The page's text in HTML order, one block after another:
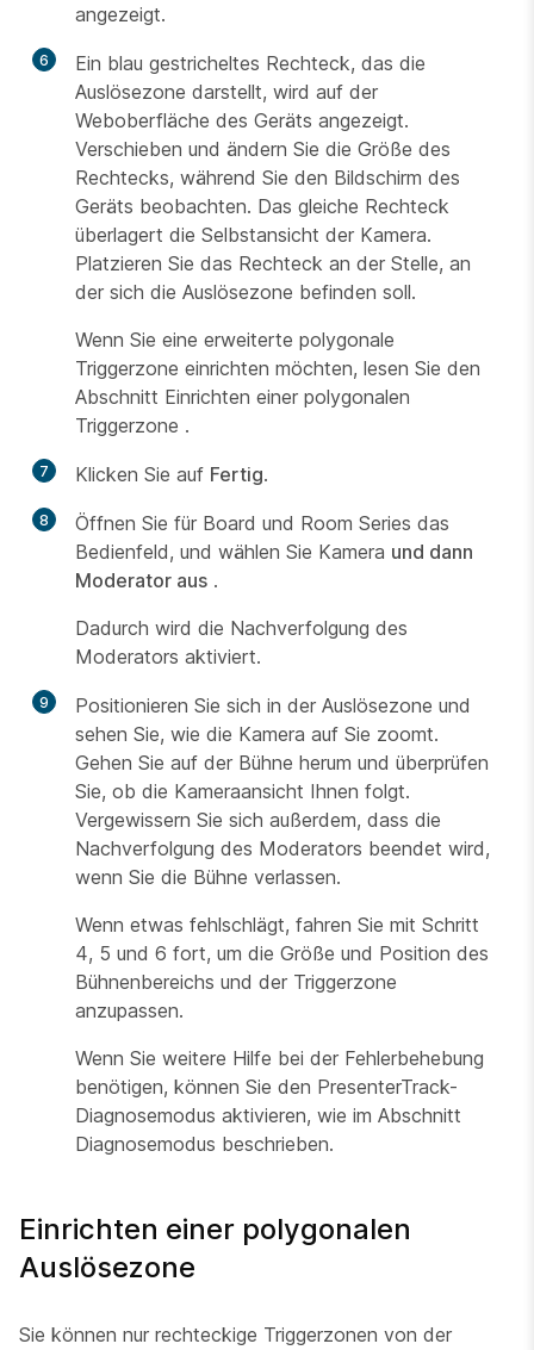
angezeigt.
6
Ein blau gestricheltes Rechteck, das die
Auslösezone darstellt, wird auf der
Weboberfläche des Geräts angezeigt.
Verschieben und ändern Sie die Größe des
Rechtecks, während Sie den Bildschirm des
Geräts beobachten. Das gleiche Rechteck
überlagert die Selbstansicht der Kamera.
Platzieren Sie das Rechteck an der Stelle, an
der sich die Auslösezone befinden soll.
Wenn Sie eine erweiterte polygonale
Triggerzone einrichten möchten, lesen Sie den
Abschnitt Einrichten einer polygonalen
Triggerzone .
7 Klicken Sie auf Fertig.
8
Öffnen Sie für Board und Room Series das
Bedienfeld, und wählen Sie Kamera und dann
Moderator aus .
Dadurch wird die Nachverfolgung des
Moderators aktiviert.
9
Positionieren Sie sich in der Auslösezone und
sehen Sie, wie die Kamera auf Sie zoomt.
Gehen Sie auf der Bühne herum und überprüfen
Sie, ob die Kameraansicht Ihnen folgt.
Vergewissern Sie sich außerdem, dass die
Nachverfolgung des Moderators beendet wird,
wenn Sie die Bühne verlassen.
Wenn etwas fehlschlägt, fahren Sie mit Schritt
4, 5 und 6 fort, um die Größe und Position des
Bühnenbereichs und der Triggerzone
anzupassen.
Wenn Sie weitere Hilfe bei der Fehlerbehebung
benötigen, können Sie den PresenterTrack-
Diagnosemodus aktivieren, wie im Abschnitt
Diagnosemodus beschrieben.
Einrichten einer polygonalen
Auslösezone
Sie können nur rechteckige Triggerzonen von der